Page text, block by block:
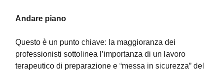
Andare piano
Questo è un punto chiave: la maggioranza dei
professionisti sottolinea l’importanza di un lavoro
terapeutico di preparazione e “messa in sicurezza” del